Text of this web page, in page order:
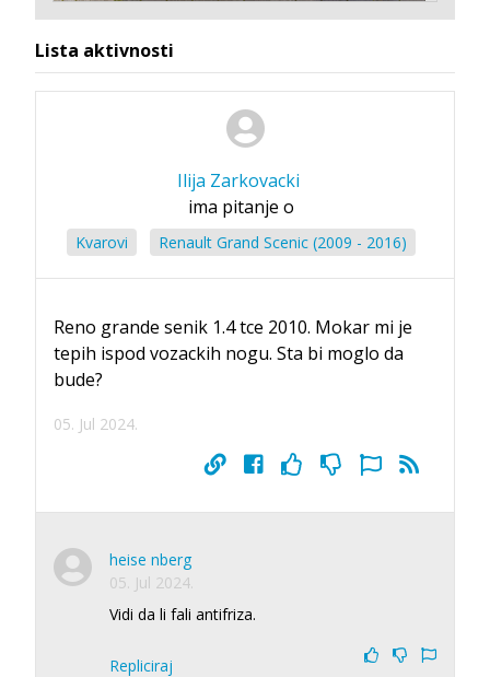
Lista aktivnosti
Ilija Zarkovacki
ima pitanje o
Kvarovi Renault Grand Scenic (2009 - 2016)
Reno grande senik 1.4 tce 2010. Mokar mi je
tepih ispod vozackih nogu. Sta bi moglo da
bude?
05. Jul 2024.
heise nberg
05. Jul 2024.
Vidi da li fali antifriza.
Repliciraj